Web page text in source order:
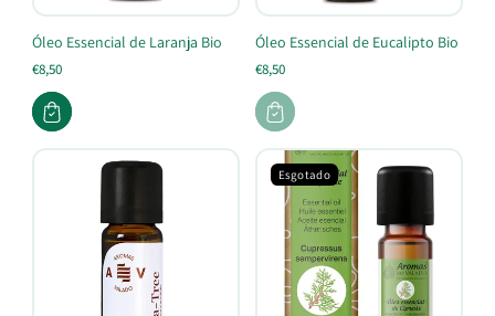
Óleo Essencial de Laranja Bio
€8,50
Óleo Essencial de Eucalipto Bio
€8,50
Esgotado